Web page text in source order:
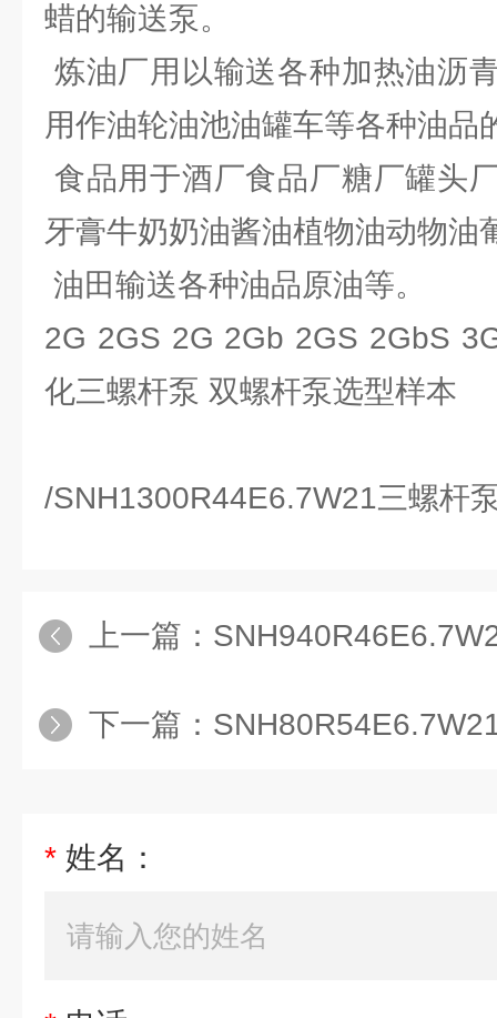
蜡的输送泵。
炼油厂用以输送各种加热油沥
用作油轮油池油罐车等各种油品
食品用于酒厂食品厂糖厂罐头
牙膏牛奶奶油酱油植物油动物油
油田输送各种油品原油等。
2G 2GS 2G 2Gb 2GS 2GbS
化三螺杆泵 双螺杆泵选型样本
/SNH1300R44E6.7W21三螺杆
上一篇：
下一篇：
* 姓名：